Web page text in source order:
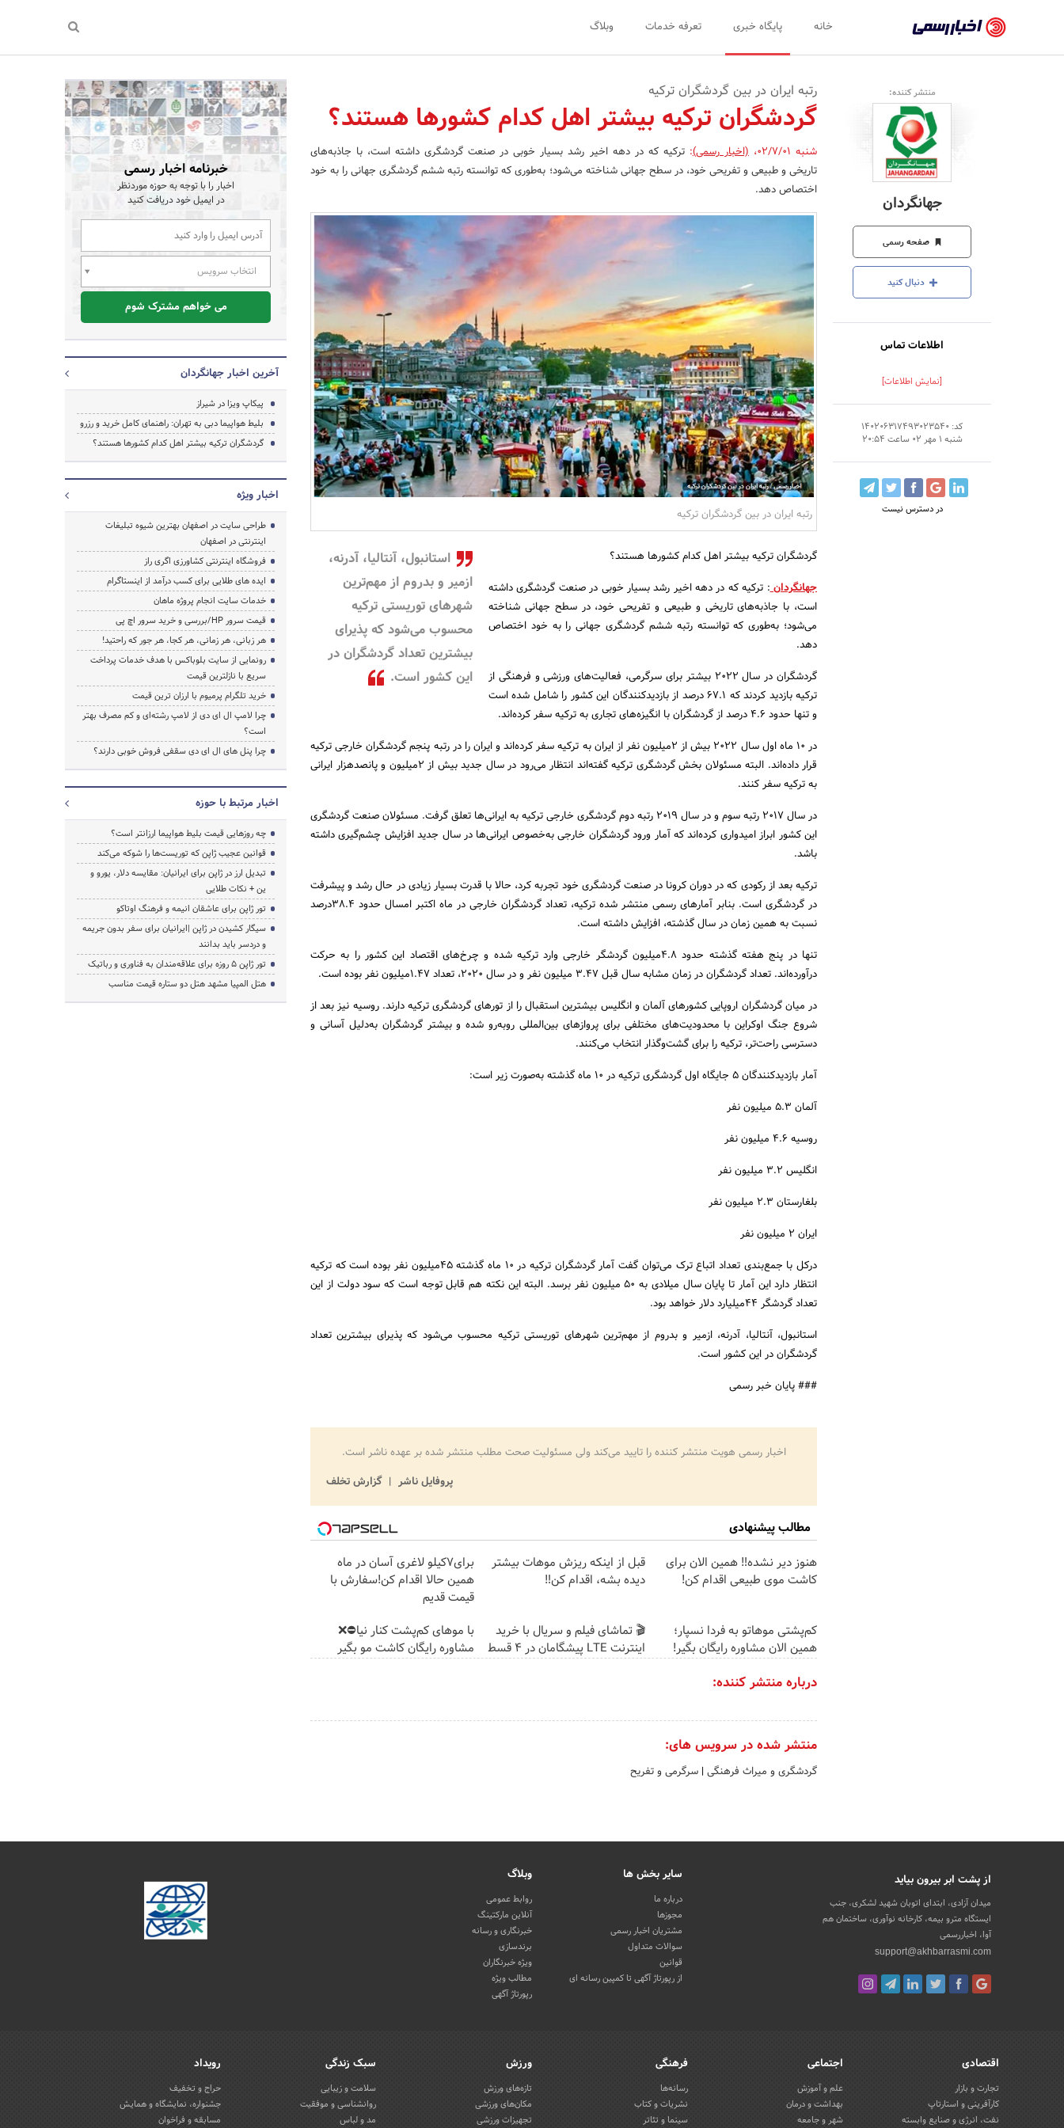
رسمی
-
اخبار
تایید
شده
شرکت‌ها،
سازمان‌ها
و
روابط
عمومی‌ها
خانه پایگاه خبری تعرفه خدمات وبلاگ
جستجو
منتشر کننده:
جهانگردان
صفحه رسمی
دنبال کنید
اطلاعات تماس
[نمایش اطلاعات]
کد: 140206317493023540
شنبه 1 مهر 02 ساعت 20:54
در دسترس نیست
رتبه ایران در بین گردشگران ترکیه
گردشگران ترکیه بیشتر اهل کدام کشورها هستند؟
شنبه 02/7/01 ،(اخبار رسمی):ترکیه که در دهه‌ اخیر رشد بسیار خوبی در صنعت گردشگری داشته است، با جاذبه‌های
تاریخی و طبیعی و تفریحی خود، در سطح جهانی شناخته می‌شود؛ به‌طوری که توانسته رتبه ششم گردشگری جهانی را به خود
اختصاص دهد.
رتبه ایران در بین گردشگران ترکیه
استانبول، آنتالیا، آدرنه،
ازمیر و بدروم از مهم‌ترین
شهرهای توریستی ترکیه
محسوب می‌شود که پذیرای
بیشترین تعداد گردشگران در
این کشور است.
گردشگران ترکیه بیشتر اهل کدام کشورها هستند؟
جهانگردان: ترکیه که در دهه‌ اخیر رشد بسیار خوبی در صنعت گردشگری داشته
است، با جاذبه‌های تاریخی و طبیعی و تفریحی خود، در سطح جهانی شناخته
می‌شود؛ به‌طوری که توانسته رتبه ششم گردشگری جهانی را به خود اختصاص
دهد.
گردشگران در سال ۲۰۲۲ بیشتر برای سرگرمی، فعالیت‌های ورزشی و فرهنگی از
ترکیه بازدید کردند که ۶۷.۱ درصد از بازدیدکنندگان این کشور را شامل شده است
و تنها حدود ۴.۶ درصد از گردشگران با انگیزه‌های تجاری به ترکیه سفر کرده‌اند.
در ۱۰ ماه اول سال ۲۰۲۲ بیش از ۲میلیون نفر از ایران به ترکیه سفر کرده‌اند و ایران را در رتبه پنجم گردشگران خارجی ترکیه
قرار داده‌اند. البته مسئولان بخش گردشگری ترکیه گفته‌اند انتظار می‌رود در سال جدید بیش از ۲میلیون و پانصدهزار ایرانی
به ترکیه سفر کنند.
در سال ۲۰۱۷ رتبه سوم و در سال ۲۰۱۹ رتبه دوم گردشگری خارجی ترکیه به ایرانی‌ها تعلق گرفت. مسئولان صنعت گردشگری
این کشور ابراز امیدواری کرده‌اند که آمار ورود گردشگران خارجی به‌خصوص ایرانی‌ها در سال جدید افزایش چشم‌گیری داشته
باشد.
ترکیه بعد از رکودی که در دوران کرونا در صنعت گردشگری خود تجربه کرد، حالا با قدرت بسیار زیادی در حال رشد و پیشرفت
در گردشگری است. بنابر آمار‌های رسمی منتشر شده ترکیه، تعداد گردشگران خارجی در ماه اکتبر امسال حدود ۳۸.۴درصد
نسبت به همین زمان در سال گذشته، افزایش داشته است.
تنها در پنج هفته گذشته حدود ۴.۸میلیون گردشگر خارجی وارد ترکیه شده‌ و چرخ‌های اقتصاد این کشور را به حرکت
درآورده‌اند. تعداد گردشگران در زمان مشابه سال قبل ۳.۴۷ میلیون نفر و در سال ۲۰۲۰، تعداد ۱.۴۷میلیون نفر بوده است.
در میان گردشگران اروپایی کشورهای آلمان و انگلیس بیشترین استقبال را از تورهای گردشگری ترکیه دارند. روسیه نیز بعد از
شروع جنگ اوکراین با محدودیت‌های مختلفی برای پروازهای بین‌المللی روبه‌رو شده و بیشتر گردشگران به‌دلیل آسانی و
دسترسی راحت‌تر، ترکیه را برای گشت‌‌وگذار انتخاب می‌کنند.
آمار بازدیدکنندگان ۵ جایگاه اول گردشگری ترکیه در ۱۰ ماه گذشته به‌صورت زیر است:
آلمان ۵.۳ میلیون نفر
روسیه ۴.۶ میلیون نفر
انگلیس ۳.۲ میلیون نفر
بلغارستان ۲.۳ میلیون نفر
ایران ۲ میلیون نفر
درکل با جمع‌بندی تعداد اتباع ترک می‌توان گفت آمار گردشگران ترکیه در ۱۰ ماه گذشته ۴۵میلیون نفر بوده است که ترکیه
انتظار دارد این آمار تا پایان سال میلادی به ۵۰ میلیون نفر برسد. البته این نکته هم قابل توجه است که سود دولت از این
تعداد گردشگر ۴۴میلیارد دلار خواهد بود.
استانبول، آنتالیا، آدرنه، ازمیر و بدروم از مهم‌ترین شهرهای توریستی ترکیه محسوب می‌شود که پذیرای بیشترین تعداد
گردشگران در این کشور است.
### پایان خبر رسمی
اخبار رسمی هویت منتشر کننده را تایید می‌کند ولی مسئولیت صحت مطلب منتشر شده بر عهده ناشر است.
پروفایل ناشر
گزارش تخلف
مطالب پیشنهادی
هنوز دیر نشده‼️ همین الان برای
کاشت موی طبیعی اقدام کن!
قبل از اینکه ریزش موهات بیشتر
دیده بشه، اقدام کن‼️
برای7کیلو لاغری آسان در ماه
همین حالا اقدام کن!سفارش با
قیمت قدیم
کم‌پشتی موهاتو به فردا نسپار؛
همین الان مشاوره رایگان بگیر!
🎬 تماشای فیلم و سریال با خرید
اینترنت LTE پیشگامان در 4 قسط
با موهای کم‌پشت کنار نیا⛔️❌
مشاوره رایگان کاشت مو بگیر
درباره منتشر کننده:
منتشر شده در سرویس های:
گردشگری و میراث فرهنگی | سرگرمی و تفریح
خبرنامه اخبار رسمی
اخبار را با توجه به حوزه موردنظر
در ایمیل خود دریافت کنید
انتخاب سرویس
می خواهم مشترک شوم
آخرین اخبار جهانگردان
پیکاپ ویزا در شیراز
بلیط هواپیما دبی به تهران: راهنمای کامل خرید و رزرو
گردشگران ترکیه بیشتر اهل کدام کشورها هستند؟
اخبار ویژه
طراحی سایت در اصفهان بهترین شیوه تبلیغات
اینترنتی در اصفهان
فروشگاه اینترنتی کشاورزی اگری راز
ایده های طلایی برای کسب درآمد از اینستاگرام
خدمات سایت انجام پروژه ماهان
قیمت سرور HP/بررسی و خرید سرور اچ پی
هر زبانی، هر زمانی، هر کجا، هر جور که راحتید!
رونمایی از سایت بلوباکس با هدف خدمات پرداخت
سریع با نازلترین قیمت
خرید تلگرام پرمیوم با ارزان ترین قیمت
چرا لامپ ال ای دی از لامپ رشته‌ای و کم مصرف بهتر
است؟
چرا پنل های ال ای دی سقفی فروش خوبی دارند؟
اخبار مرتبط با حوزه
چه روزهایی قیمت بلیط هواپیما ارزانتر است؟
قوانین عجیب ژاپن که توریست‌ها را شوکه می‌کند
تبدیل ارز در ژاپن برای ایرانیان: مقایسه دلار، یورو و
ین + نکات طلایی
تور ژاپن برای عاشقان انیمه و فرهنگ اوتاکو
سیگار کشیدن در ژاپن |ایرانیان برای سفر بدون جریمه
و دردسر باید بدانند
تور ژاپن ۵ روزه برای علاقه‌مندان به فناوری و رباتیک
هتل المپیا مشهد هتل دو ستاره قیمت مناسب
از پشت ابر بیرون بیاید
میدان آزادی، ابتدای اتوبان شهید لشکری، جنب
ایستگاه مترو بیمه، کارخانه نوآوری، ساختمان هم
آوا، اخباررسمی
support@akhbarrasmi.com
سایر بخش ها
درباره ما
مجوزها
مشتریان اخبار رسمی
سوالات متداول
قوانین
از رپورتاژ آگهی تا کمپین رسانه ای
وبلاگ
روابط عمومی
آنلاین مارکتینگ
خبرنگاری و رسانه
برندسازی
ویژه خبرنگاران
مطالب ویژه
رپورتاژ آگهی
اقتصادی
تجارت و بازار
کارآفرینی و استارتاپ
نفت، انرژی و صنایع وابسته
اجتماعی
علم و آموزش
بهداشت و درمان
شهر و جامعه
فرهنگی
رسانه‌ها
نشریات و کتاب
سینما و تئاتر
ورزش
تازه‌های ورزش
مکان‌های ورزشی
تجهیزات ورزشی
سبک زندگی
سلامت و زیبایی
روانشناسی و موفقیت
مد و لباس
رویداد
حراج و تخفیف
جشنواره، نمایشگاه و همایش
مسابقه و فراخوان